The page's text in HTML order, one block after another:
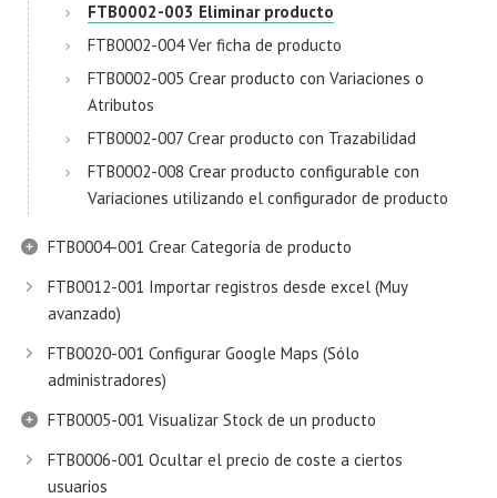
FTB0002-003 Eliminar producto
FTB0002-004 Ver ficha de producto
FTB0002-005 Crear producto con Variaciones o
Atributos
FTB0002-007 Crear producto con Trazabilidad
FTB0002-008 Crear producto configurable con
Variaciones utilizando el configurador de producto
FTB0004-001 Crear Categoría de producto
FTB0012-001 Importar registros desde excel (Muy
avanzado)
FTB0020-001 Configurar Google Maps (Sólo
administradores)
FTB0005-001 Visualizar Stock de un producto
FTB0006-001 Ocultar el precio de coste a ciertos
usuarios